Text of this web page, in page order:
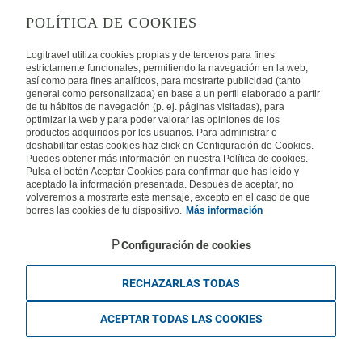
Oikeudellinen huomautus Yleiset valmismatkaehdot
Evästekäytäntömme
MUISSA MAISSA
Espanja Portugali Italia
POLÍTICA DE COOKIES
Logitravel utiliza cookies propias y de terceros para fines
estrictamente funcionales, permitiendo la navegación en la web,
así como para fines analíticos, para mostrarte publicidad (tanto
general como personalizada) en base a un perfil elaborado a partir
de tu hábitos de navegación (p. ej. páginas visitadas), para
optimizar la web y para poder valorar las opiniones de los
productos adquiridos por los usuarios. Para administrar o
deshabilitar estas cookies haz click en Configuración de Cookies.
Puedes obtener más información en nuestra Política de cookies.
Pulsa el botón Aceptar Cookies para confirmar que has leído y
aceptado la información presentada. Después de aceptar, no
volveremos a mostrarte este mensaje, excepto en el caso de que
borres las cookies de tu dispositivo. Más información
Configuración de cookies
RECHAZARLAS TODAS
ACEPTAR TODAS LAS COOKIES